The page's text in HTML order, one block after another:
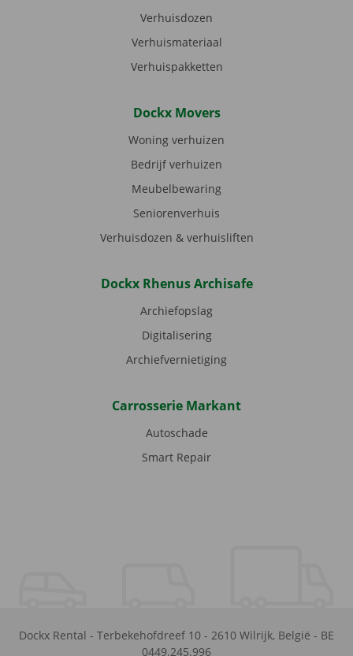
Verhuisdozen
Verhuismateriaal
Verhuispakketten
Dockx Movers
Woning verhuizen
Bedrijf verhuizen
Meubelbewaring
Seniorenverhuis
Verhuisdozen & verhuisliften
Dockx Rhenus Archisafe
Archiefopslag
Digitalisering
Archiefvernietiging
Carrosserie Markant
Autoschade
Smart Repair
Dockx Rental - Terbekehofdreef 10 - 2610 Wilrijk, België - BE
0449.245.996